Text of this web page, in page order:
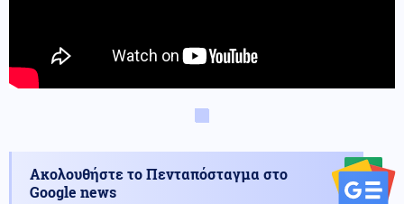
Ακολουθήστε το Πενταπόσταγμα στο
Google news